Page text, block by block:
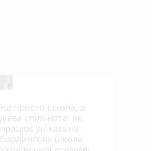
Не просто школа, а
дієва спільнота: як
працює унікальна
бордингова школа